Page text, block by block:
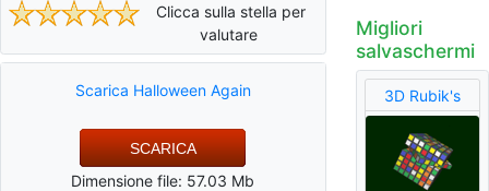
Clicca sulla stella per
valutare
Scarica Halloween Again
SCARICA
Dimensione file: 57.03 Mb
Migliori
salvaschermi
3D Rubik's